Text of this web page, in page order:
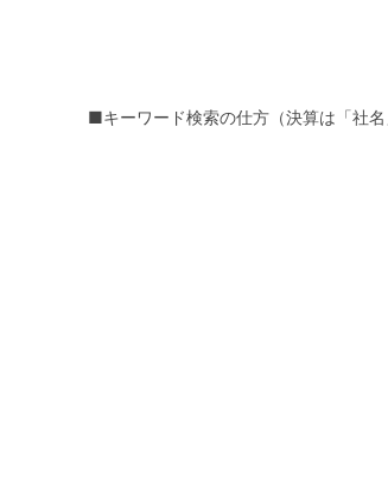
■キーワード検索の仕方（決算は「社